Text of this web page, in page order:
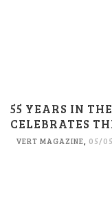
55 YEARS IN
CELEBRATES
VERT MAGAZINE, 05/